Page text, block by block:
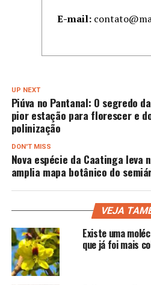
E-mail:
UP NEXT
Piúva no Pantanal: O segredo
pior estação para florescer e
polinização
DON'T MISS
Nova espécie da Caatinga leva
amplia mapa botânico do
VEJA
Existe uma
que já foi mais